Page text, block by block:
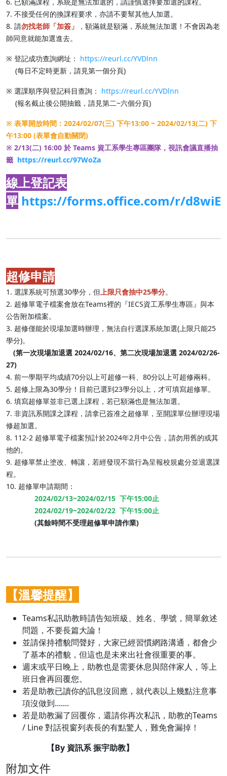
7. 不接受任何的換課程要求，亦請不要幫其他人加選。
8. 請勿找老師「加簽」
，額滿就是額滿，系統無法加選！不會因為老
師同意就能加選進去。
※ 登記成功查詢網址： https://reurl.cc/YVDlnn
(每日不定時更新，請見第一個分頁)
※ 選課順序與登記科目查詢： https://reurl.cc/YVDlnn
(報名截止後公開抽籤，請見第二~六個分頁)
※ 表單開放時間：2024/02/07(三) 下午13:00 ~ 2024/02/13(二) 下
午13:00 (表單會自動關閉)
※ 2/13(二) 16:00 於 Teams 資工系學生專區團隊，視訊會議直播抽
籤 https://reurl.cc/97WoZa
線上登記表
單 https://forms.office.com/r/
超修申請
1. 選課系統可預選30學分，但上限只會抽中25學分。
2. 超修單電子檔案會放在Teams裡的『IECS資工系學生專區』與本
公告附加檔案。
3. 超修僅能於現場加選時辦理，無法自行選課系統加選(上限只能25
學分)。
(第一次現場加退選 2024/02/16、第二次現場加退選 2024/02/26-
27)
4. 前一學期平均成績70分以上可超修一科、80分以上可超修兩科。
5. 超修上限為30學分！目前已選到23學分以上，才可填寫超修單。
6. 填寫超修單並非已選上課程，若已額滿也是無法加選。
7. 非資訊系開課之課程，請拿已簽准之超修單，至開課單位辦理現場
修超加選。
8. 112-2 超修單電子檔案預計於2024年2月中公告，請勿用舊的或其
他的。
9. 超修單禁止塗改、轉讓，若經發現不當行為呈報校規處分並退選課
程。
10. 超修單申請期間：
2024/02/13~2024/02/15 下午15:00止
2024/02/19~2024/02/22 下午15:00止
(其餘時間不受理超修單申請作業)
【溫馨提醒】
Teams私訊助教時請告知班級、姓名、學號，簡單敘述
問題，不要長篇大論！
並請保持禮貌問聲好，大家已經習慣網路溝通，都會少
了基本的禮貌，但這也是未來出社會很重要的事。
週末或平日晚上，助教也是需要休息與陪伴家人，等上
班日會再回覆您。
若是助教已讀你的訊息沒回應，就代表以上幾點注意事
項沒做到.......
若是助教漏了回覆你，還請你再次私訊，助教的Teams
/ Line 對話視窗列表長的有點驚人，難免會漏掉！
【By 資訊系 振宇助教】
附加文件